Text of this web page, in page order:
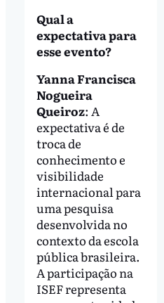
Qual a
expectativa para
esse evento?
Yanna Francisca
Nogueira
Queiroz: A
expectativa é de
troca de
conhecimento e
visibilidade
internacional para
uma pesquisa
desenvolvida no
contexto da escola
pública brasileira.
A participação na
ISEF representa